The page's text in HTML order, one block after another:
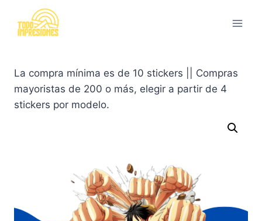
contenido
La compra mínima es de 10 stickers || Compras
mayoristas de 200 o más, elegir a partir de 4
stickers por modelo.